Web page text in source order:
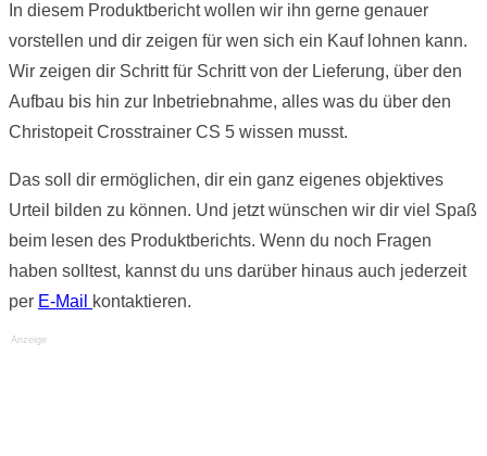
In diesem Produktbericht wollen wir ihn gerne genauer
vorstellen und dir zeigen für wen sich ein Kauf lohnen kann.
Wir zeigen dir Schritt für Schritt von der Lieferung, über den
Aufbau bis hin zur Inbetriebnahme, alles was du über den
Christopeit Crosstrainer CS 5 wissen musst.
Das soll dir ermöglichen, dir ein ganz eigenes objektives
Urteil bilden zu können. Und jetzt wünschen wir dir viel Spaß
beim lesen des Produktberichts. Wenn du noch Fragen
haben solltest, kannst du uns darüber hinaus auch jederzeit
per E-Mail kontaktieren.
Anzeige